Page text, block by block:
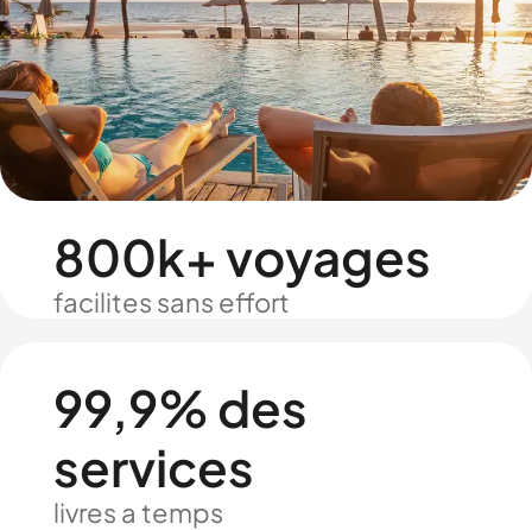
800k+ voyages
facilites sans effort
99,9% des
services
livres a temps